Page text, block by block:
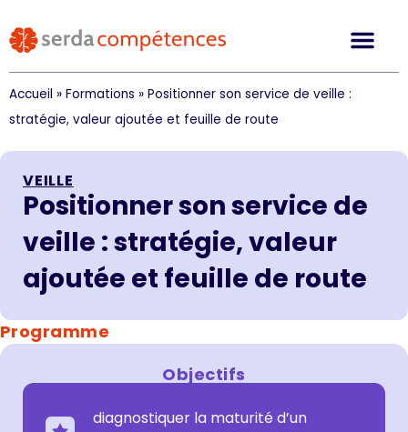
Accueil » Formations » Positionner son service de veille :
stratégie, valeur ajoutée et feuille de route
VEILLE
Positionner son service de
veille : stratégie, valeur
ajoutée et feuille de route
Programme
Objectifs
diagnostiquer la maturité d’un